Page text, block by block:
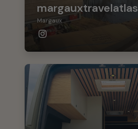
margauxtravelatlas
Margaux